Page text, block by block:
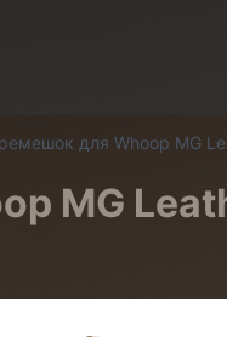
для Whoop MG
MG